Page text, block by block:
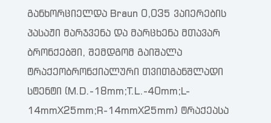
განხორციელდა Braun 0,035 ვაიერების
პასაჟი მარჯვენა და მარცხენა მთავარ
ბრონქებში, შემდგომ გაიშალა
ტრაქეობრონქიალური თვითგანშლადი
სტენტი (M.D.-18mm;T.L.-40mm;L-
14mmX25mm;R-14mmX25mm) ტრაქეასა